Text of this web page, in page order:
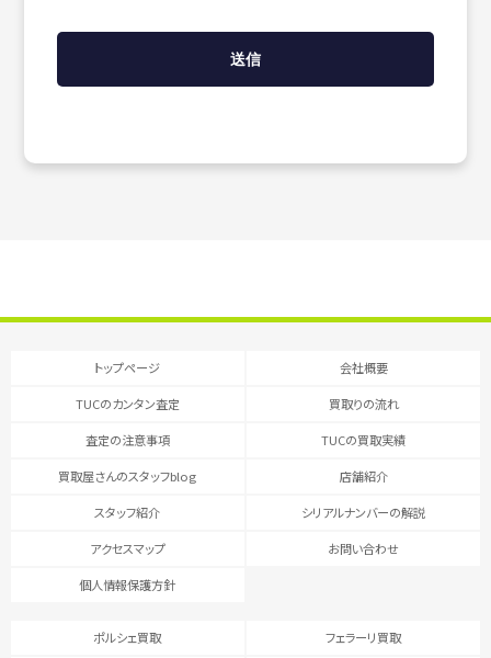
トップページ 会社概要
TUCのカンタン査定 買取りの流れ
査定の注意事項 TUCの買取実績
買取屋さんのスタッフblog 店舗紹介
スタッフ紹介 シリアルナンバーの解説
アクセスマップ お問い合わせ
個人情報保護方針
ポルシェ買取 フェラーリ買取